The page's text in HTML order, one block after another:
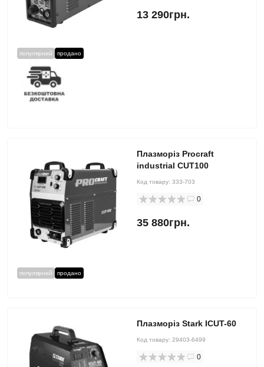
популярний продано
13 290грн.
популярний продано
Плазморіз Procraft
industrial CUT100
Код товару: 333-703
0
35 880грн.
Плазморіз Stark ICUT-60
Код товару: 29403-6499
0